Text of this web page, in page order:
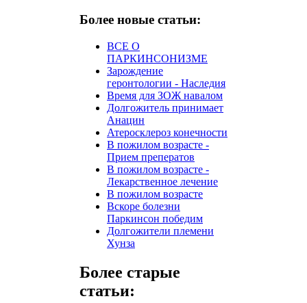
Более новые статьи:
ВСЕ О
ПАРКИНСОНИЗМЕ
Зарождение
геронтологии - Наследия
Время для ЗОЖ навалом
Долгожитель принимает
Анацин
Атеросклероз конечности
В пожилом возрасте -
Прием преператов
В пожилом возрасте -
Лекарственное лечение
В пожилом возрасте
Вскоре болезни
Паркинсон победим
Долгожители племени
Хунза
Более старые
статьи: